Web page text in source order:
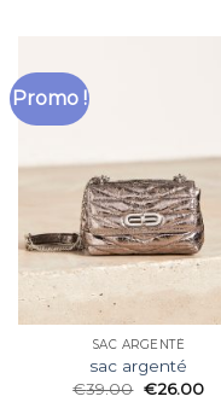
Promo !
SAC ARGENTÉ
sac argenté
€39.00 €26.00